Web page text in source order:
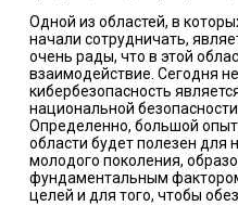
Одной из областей, в
начали сотрудничать,
очень рады, что в этой
взаимодействие. Сегодня
кибербезопасность
национальной
Определенно, большой опыт
области будет полезен для
молодого поколения,
фундаментальным
целей и для того, чтобы